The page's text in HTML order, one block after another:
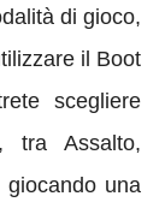
di gioco,
il Boot
scegliere
tra Assalto,
giocando una